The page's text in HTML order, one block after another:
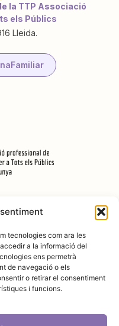
tecnologies com ara les
a la informació del
ens permetrà
de navegació o els
o retirar el consentiment
i funcions.
la TTP Associació
els Públics
Lleida.
de